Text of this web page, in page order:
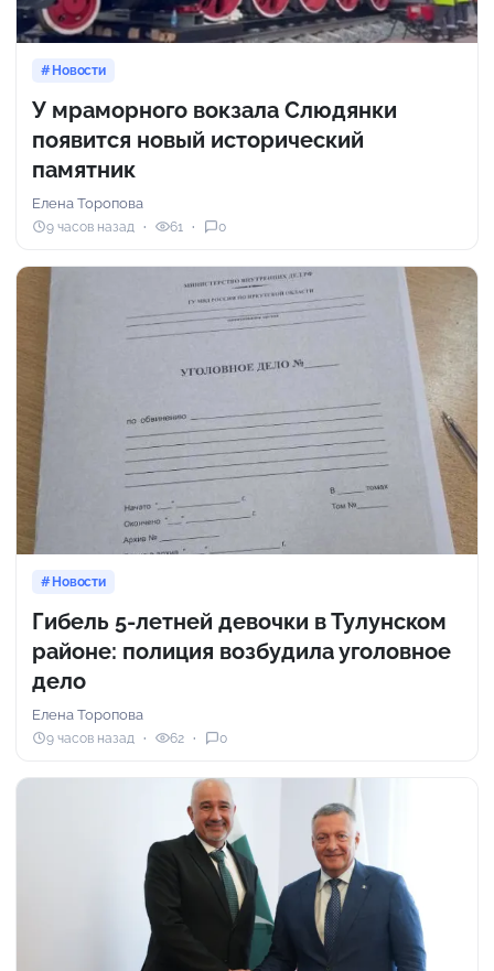
Новости
У мраморного вокзала Слюдянки
появится новый исторический
памятник
Елена Торопова
9 часов назад 61 0
Новости
Гибель 5-летней девочки в Тулунском
районе: полиция возбудила уголовное
дело
Елена Торопова
9 часов назад 62 0